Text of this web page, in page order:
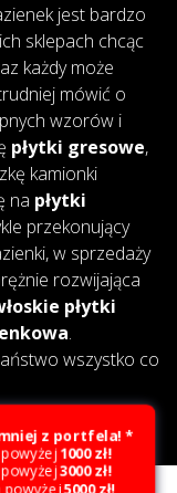
jest bardzo
sklepach chcąc
każdy może
mówić o
wzorów i
płytki gresowe,
kamionki
na płytki
przekonujący
w sprzedaży
rozwijająca
płytki
.
wszystko co
Created by Webcat
z portfela! *
1000 zł!
3000 zł!